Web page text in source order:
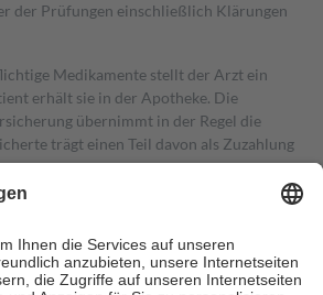
der Prüfungen einschließlich Klärungen
Medikamente stellt der Arzt ein
erhält sie in der Apotheke. Die
übernimmt in der Regel die
trägt einen Teil davon als Zuzahlung
Zuzahlungen in Höhe von zehn
Es sind jedoch nie mehr als die tatsächlichen
entrichten.
auch für Online-Apotheken.